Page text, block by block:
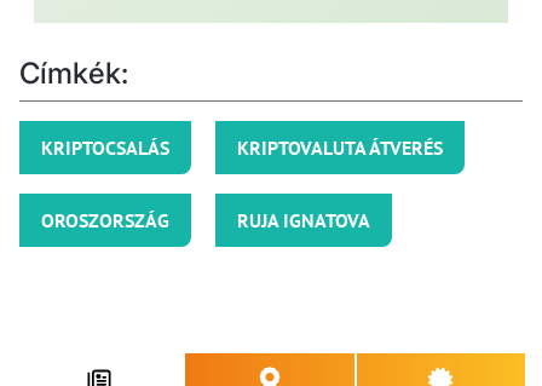
Címkék:
KRIPTOCSALÁS KRIPTOVALUTA ÁTVERÉS
OROSZORSZÁG RUJA IGNATOVA